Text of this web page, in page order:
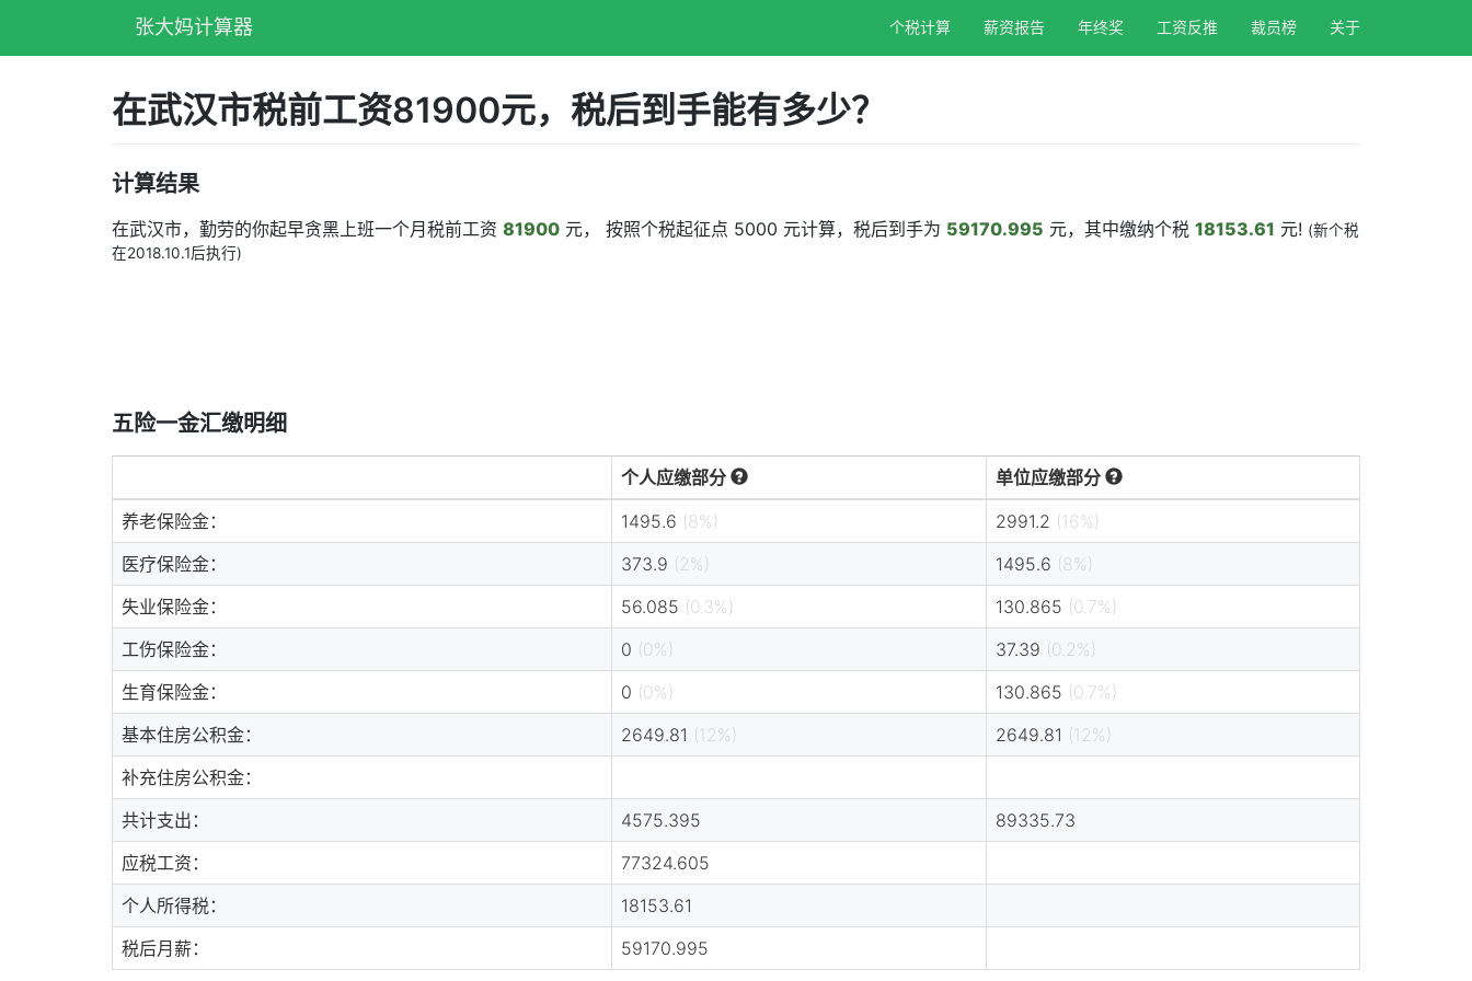
张大妈计算器 个税计算 薪资报告 年终奖 工资反推 裁员榜 关于
在武汉市税前工资81900元，税后到手能有多少？
计算结果
在武汉市，勤劳的你起早贪黑上班一个月税前工资 81900 元， 按照个税起征点 5000 元计算，税后到手为 59170.995 元，其中缴纳个税 18153.61 元! (新个税
在2018.10.1后执行)
五险一金汇缴明细
个人应缴部分
单位应缴部分
养老保险金：
1495.6 (8%) 2991.2 (16%)
医疗保险金：
373.9 (2%) 1495.6 (8%)
失业保险金：
56.085 (0.3%) 130.865 (0.7%)
工伤保险金：
0 (0%) 37.39 (0.2%)
生育保险金：
0 (0%) 130.865 (0.7%)
基本住房公积金：
2649.81 (12%) 2649.81 (12%)
补充住房公积金：
共计支出：
4575.395
89335.73
应税工资：
77324.605
个人所得税：
18153.61
税后月薪：
59170.995